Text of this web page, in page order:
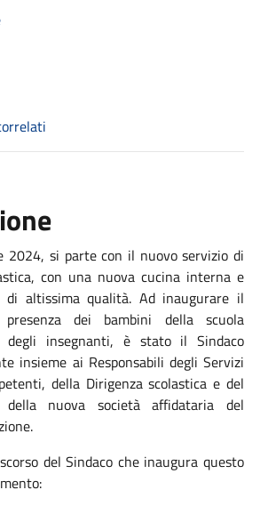
2024, si parte con il nuovo servizio di
con una nuova cucina interna e
di altissima qualità. Ad inaugurare il
dei bambini della scuola
degli insegnanti, è stato il Sindaco
insieme ai Responsabili degli Servizi
della Dirigenza scolastica e del
della nuova società affidataria del
del Sindaco che inaugura questo